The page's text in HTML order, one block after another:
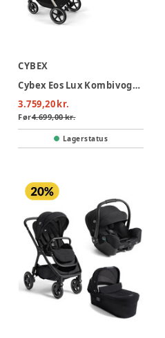
CYBEX
Cybex Eos Lux Kombivogn - Seashell Beige/Light Beige
3.759,20 kr.
Før4.699,00 kr.
Lagerstatus